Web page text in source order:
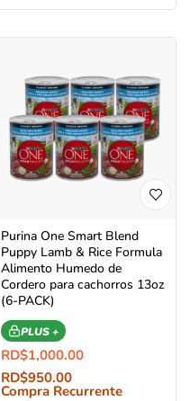
Purina One Smart Blend
Puppy Lamb & Rice Formula
Alimento Humedo de
Cordero para cachorros 13oz
(6-PACK)
PLUS +
RD$1,000.00
RD$950.00
Compra Recurrente